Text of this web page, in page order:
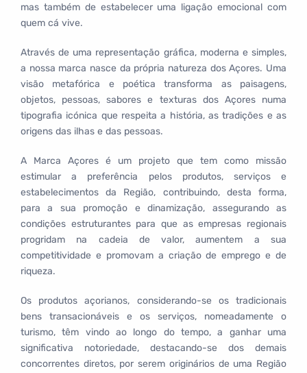
mas também de estabelecer uma ligação emocional com
quem cá vive.
Através de uma representação gráfica, moderna e simples,
a nossa marca nasce da própria natureza dos Açores. Uma
visão metafórica e poética transforma as paisagens,
objetos, pessoas, sabores e texturas dos Açores numa
tipografia icónica que respeita a história, as tradições e as
origens das ilhas e das pessoas.
A Marca Açores é um projeto que tem como missão
estimular a preferência pelos produtos, serviços e
estabelecimentos da Região, contribuindo, desta forma,
para a sua promoção e dinamização, assegurando as
condições estruturantes para que as empresas regionais
progridam na cadeia de valor, aumentem a sua
competitividade e promovam a criação de emprego e de
riqueza.
Os produtos açorianos, considerando-se os tradicionais
bens transacionáveis e os serviços, nomeadamente o
turismo, têm vindo ao longo do tempo, a ganhar uma
significativa notoriedade, destacando-se dos demais
concorrentes diretos, por serem originários de uma Região